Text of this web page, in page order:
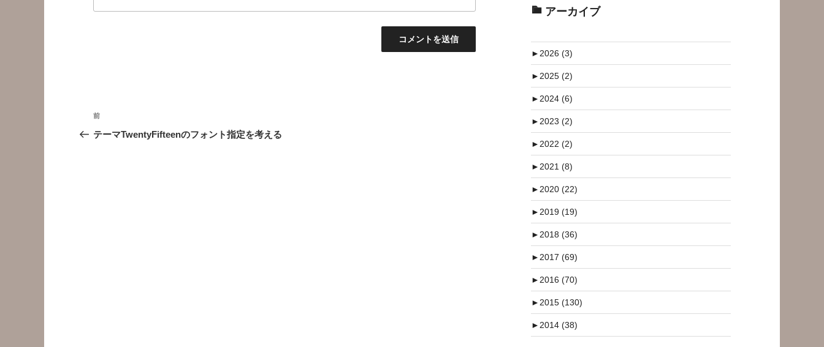
投
稿
前
の
前
テーマTwentyFifteenのフォント指定を考える
アーカイブ
►2026 (3)
►2025 (2)
►2024 (6)
►2023 (2)
►2022 (2)
►2021 (8)
►2020 (22)
►2019 (19)
►2018 (36)
►2017 (69)
►2016 (70)
►2015 (130)
►2014 (38)